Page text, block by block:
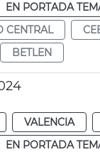
EN PORTADA
CENTRAL
BETLEN
VALENCIA
EN PORTADA